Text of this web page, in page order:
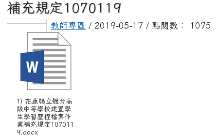
補充規定1070119
教師專區 / 2019-05-17 / 點閱數： 1075
1) 花蓮縣立體育高
級中等學校建置學
生學習歷程檔案作
業補充規定107011
9.docx